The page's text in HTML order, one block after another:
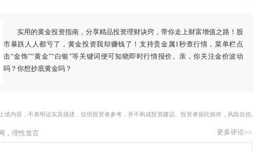
实用的黄金投资指南，分享精品投资理财诀窍，带你走上财富增值之路！股
市暴跌人人都亏了，黄金投资我却赚钱了！支持贵金属1秒查行情，菜单栏点
击“金饰”“黄金”“白银”等关键词便可知晓即时行情报价。亲，你关注金价波动
吗？你想抄底黄金吗？
述内容，不表明证实其描述，仅供投资者参考，并不构成投资建议。投资者据此操作，风险自担。
更多评论>>
，理性发言